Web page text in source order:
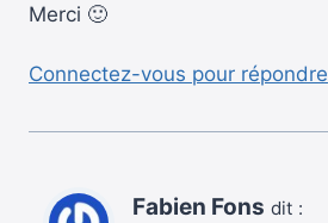
Merci 🙂
Connectez-vous pour répondre
Fabien Fons dit :